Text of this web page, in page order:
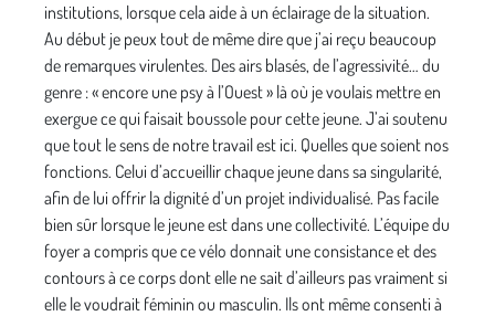
institutions, lorsque cela aide à un éclairage de la situation.
Au début je peux tout de même dire que j’ai reçu beaucoup
de remarques virulentes. Des airs blasés, de l’agressivité… du
genre : « encore une psy à l’Ouest » là où je voulais mettre en
exergue ce qui faisait boussole pour cette jeune. J’ai soutenu
que tout le sens de notre travail est ici. Quelles que soient nos
fonctions. Celui d’accueillir chaque jeune dans sa singularité,
afin de lui offrir la dignité d’un projet individualisé. Pas facile
bien sûr lorsque le jeune est dans une collectivité. L’équipe du
foyer a compris que ce vélo donnait une consistance et des
contours à ce corps dont elle ne sait d’ailleurs pas vraiment si
elle le voudrait féminin ou masculin. Ils ont même consenti à